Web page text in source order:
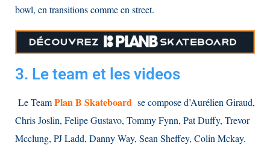
bowl, en transitions comme en street.
3. Le team et les videos
Le TeamPlan B Skateboard se compose d’Aurélien Giraud,
Chris Joslin, Felipe Gustavo, Tommy Fynn, Pat Duffy, Trevor
Mcclung, PJ Ladd, Danny Way, Sean Sheffey, Colin Mckay.